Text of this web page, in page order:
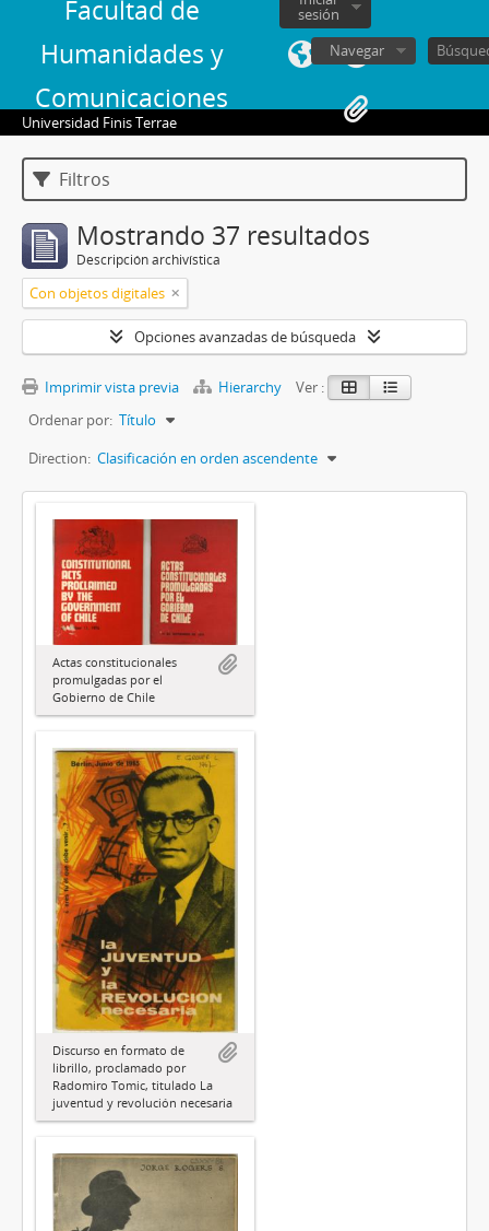
Facultad de
Humanidades y
Comunicaciones
sesión
Navegar
Universidad Finis Terrae
Filtros
Mostrando 37 resultados
Descripción archivística
Con objetos digitales
Opciones avanzadas de búsqueda
Imprimir vista previa Hierarchy
Ver :
Ordenar por: Título
Direction: Clasificación en orden ascendente
Actas constitucionales
promulgadas por el
Gobierno de Chile
Discurso en formato de
librillo, proclamado por
Radomiro Tomic, titulado La
juventud y revolución necesaria